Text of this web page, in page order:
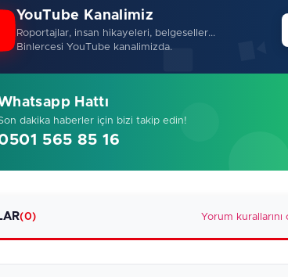
YouTube Kanalimiz
Roportajlar, insan hikayeleri, belgeseller...
Binlercesi YouTube kanalimizda.
Hattı
dakika haberler için bizi takip edin!
565 85 16
(0) Yorum kurallarını